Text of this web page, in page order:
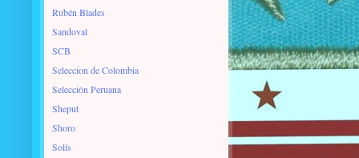
Rubén Blades
Sandoval
SCB
Seleccion de Colombia
Selección Peruana
Sheput
Shoro
Solís